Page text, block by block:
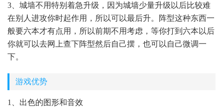
3、城墙不用特别着急升级，因为城墙少量升级以后比较难
在别人进攻你时起作用，所以可以最后升。阵型这种东西一
般要六本才有点用，所以前期不用考虑，等你打到六本以后
你就可以去网上查下阵型然后自己摆，也可以自己微调一
下。
游戏优势
1、出色的图形和音效